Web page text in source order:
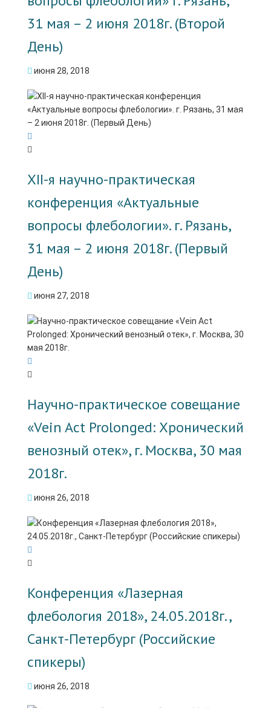
31 мая – 2 июня 2018г. (Второй
День)
июня 28, 2018
XII-я научно-практическая
конференция «Актуальные
вопросы флебологии». г. Рязань,
31 мая – 2 июня 2018г. (Первый
День)
июня 27, 2018
Научно-практическое совещание
«Vein Act Prolonged: Хронический
венозный отек», г. Москва, 30 мая
2018г.
июня 26, 2018
Конференция «Лазерная
флебология 2018», 24.05.2018г.,
Санкт-Петербург (Российские
спикеры)
июня 26, 2018